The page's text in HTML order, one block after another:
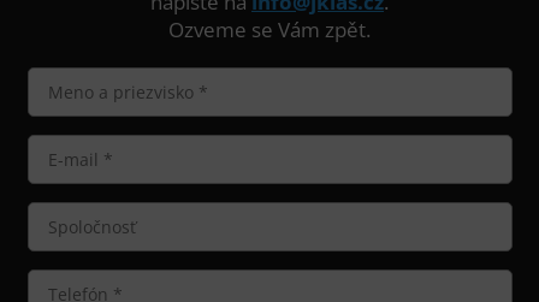
Ozveme se Vám zpět.